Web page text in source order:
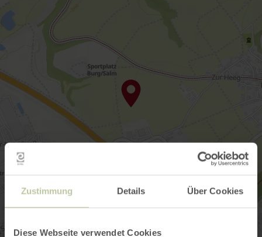
Zustimmung Details Über Cookies
Diese Webseite verwendet Cookies